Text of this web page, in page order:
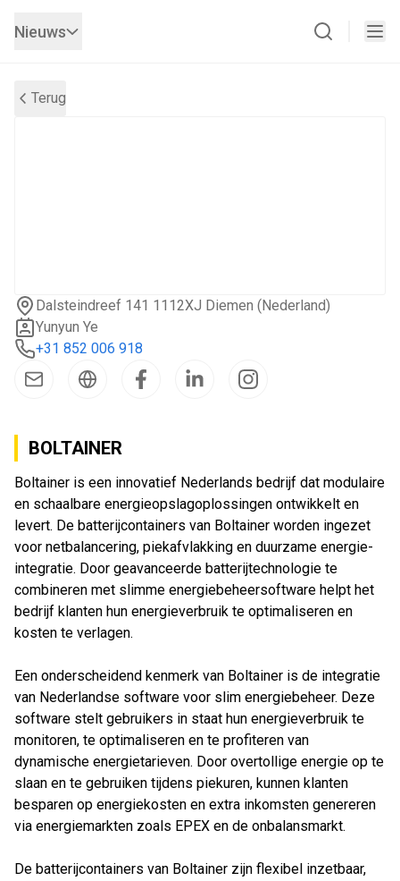
Nieuws
Terug
Dalsteindreef 141 1112XJ Diemen (Nederland)
Yunyun Ye
+31 852 006 918
BOLTAINER
Boltainer is een innovatief Nederlands bedrijf dat modulaire
en schaalbare energieopslagoplossingen ontwikkelt en
levert. De batterijcontainers van Boltainer worden ingezet
voor netbalancering, piekafvlakking en duurzame energie-
integratie. Door geavanceerde batterijtechnologie te
combineren met slimme energiebeheersoftware helpt het
bedrijf klanten hun energieverbruik te optimaliseren en
kosten te verlagen.
Een onderscheidend kenmerk van Boltainer is de integratie
van Nederlandse software voor slim energiebeheer. Deze
software stelt gebruikers in staat hun energieverbruik te
monitoren, te optimaliseren en te profiteren van
dynamische energietarieven. Door overtollige energie op te
slaan en te gebruiken tijdens piekuren, kunnen klanten
besparen op energiekosten en extra inkomsten genereren
via energiemarkten zoals EPEX en de onbalansmarkt.
De batterijcontainers van Boltainer zijn flexibel inzetbaar,